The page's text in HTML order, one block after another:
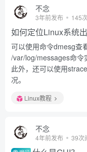
不念
3年前发布 145
如何定位Linux系统
可以使用命令dmesg查
/var/log/messages命令
此外，还可以使用
况。
Linux教程
不念
4年前发布 39次